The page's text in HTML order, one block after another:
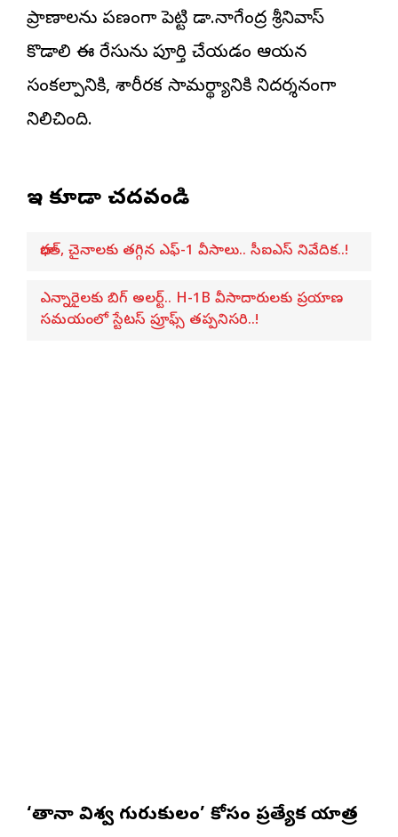
ప్రాణాలను పణంగా పెట్టి డా.నాగేంద్ర శ్రీనివాస్
కొడాలి ఈ రేసును పూర్తి చేయడం ఆయన
సంకల్పానికి, శారీరక సామర్థ్యానికి నిదర్శనంగా
నిలిచింది.
ఇవి కూడా చదవండి
భారత్, చైనాలకు తగ్గిన ఎఫ్-1 వీసాలు.. సీఐఎస్ నివేదిక..!
ఎన్నారైలకు బిగ్ అలర్ట్.. H-1B వీసాదారులకు ప్రయాణ
సమయంలో స్టేటస్ ప్రూఫ్స్ తప్పనిసరి..!
‘తానా విశ్వ గురుకులం’ కోసం ప్రత్యేక యాత్ర